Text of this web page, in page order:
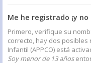
Me he registrado ¡y
Primero, verifique su
correcto, hay dos posibles
Infantil (APPCO) está
Soy menor de 13 años